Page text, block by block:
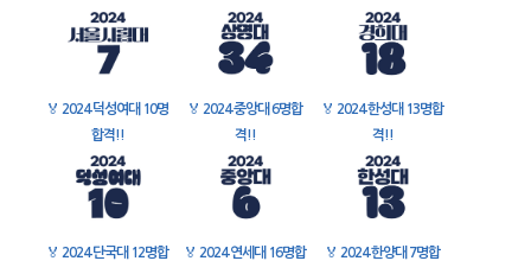
🏅 2024 덕성여대 10명
합격!!
🏅 2024 중앙대 6명합
격!!
🏅 2024 한성대 13명합
격!!
🏅 2024 단국대 12명합
🏅 2024 연세대 16명합
🏅 2024 한양대 7명합